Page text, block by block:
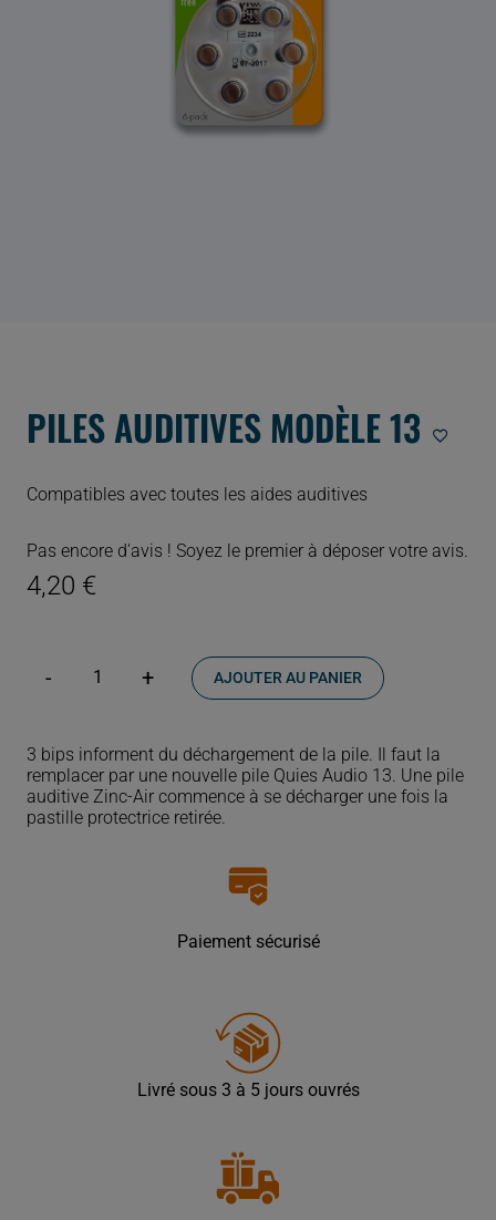
PILES AUDITIVES MODÈLE 13
Compatibles avec toutes les aides auditives
Pas encore d'avis ! Soyez le premier à déposer votre avis.
4,20 €
quantité
auditives
Modèle
13
AJOUTER AU PANIER
3 bips informent du déchargement de la pile. Il faut la
remplacer par une nouvelle pile Quies Audio 13. Une pile
auditive Zinc-Air commence à se décharger une fois la
pastille protectrice retirée.
Paiement sécurisé
Livré sous 3 à 5 jours ouvrés